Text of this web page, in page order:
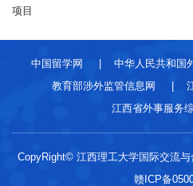
项目
中国留学网 | 中华人民共和国
教育部涉外监管信息网
|
江西省外事服务
CopyRight© 江西理工大学国际交流
赣ICP备